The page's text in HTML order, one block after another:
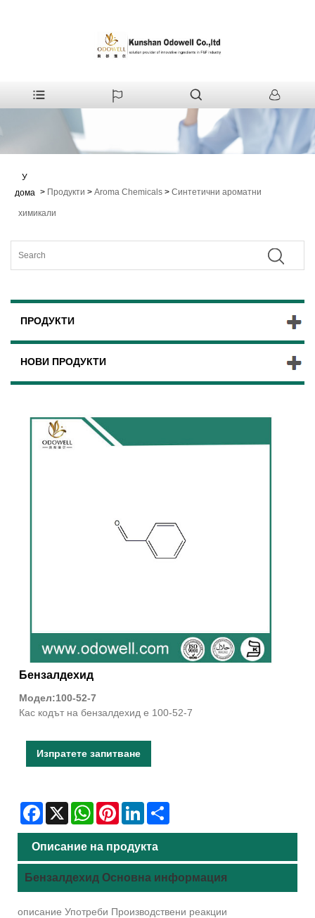
У
дома > Продукти > Aroma Chemicals > Синтетични ароматни
химикали
ПРОДУКТИ
НОВИ ПРОДУКТИ
Бензалдехид
Модел:100-52-7
Кас кодът на бензалдехид е 100-52-7
Изпратете запитване
Facebook
X WhatsAppPinterestLinkedIn
Описание на продукта
Бензалдехид Основна информация
описание Употреби Производствени реакции